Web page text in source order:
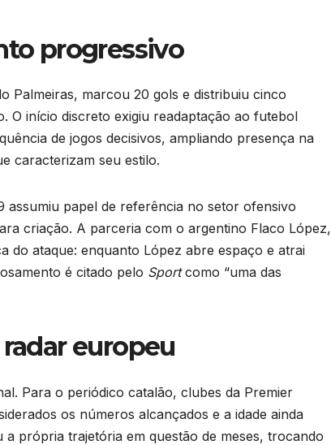
progressivo
Palmeiras, marcou 20 gols e distribuiu cinco
O início discreto exigiu readaptação ao futebol
de jogos decisivos, ampliando presença na
caracterizam seu estilo.
assumiu papel de referência no setor ofensivo
criação. A parceria com o argentino Flaco López,
do ataque: enquanto López abre espaço e atrai
é citado pelo Sportcomo “uma das
europeu
Para o periódico catalão, clubes da Premier
os números alcançados e a idade ainda
própria trajetória em questão de meses, trocando